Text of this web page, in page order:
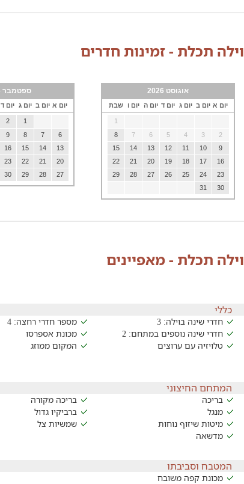
וילה תכלת - זמינות חדרים
אוגוסט 2026
יום א יום ב יום ג יום ד יום ה יום ו שבת
1
2
3
4
5
6
7
8
9
10
11
12
13
14
15
16
17
18
19
20
21
22
23
24
25
26
27
28
29
30
31
ספטמבר 2026
יום א יום ב יום ג יום ד
1
2
6
7
8
9
13
14
15
16
20
21
22
23
27
28
29
30
וילה תכלת - מאפיינים
כללי
חדרי שינה בוילה: 3 מספר חדרי רחצה: 4
חדרי שינה נוספים במתחם: 2
מכונת אספרסו
טלויזיה עם ערוצים
המקום ממוזג
המתחם החיצוני
בריכה בריכה מקורה
מנגל
ברביקיו גדול
מיטות שיזוף נוחות
שמשיות צל
מדשאה
המטבח וסביבתו
מכונת קפה משובח